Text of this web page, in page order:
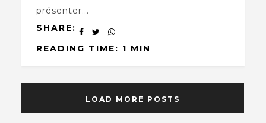
présenter...
SHARE:
READING TIME: 1 MIN
LOAD MORE POSTS